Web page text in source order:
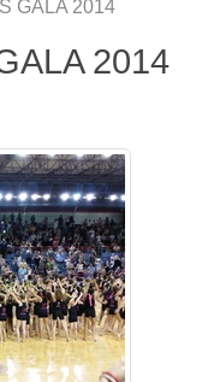
GALA 2014
2014